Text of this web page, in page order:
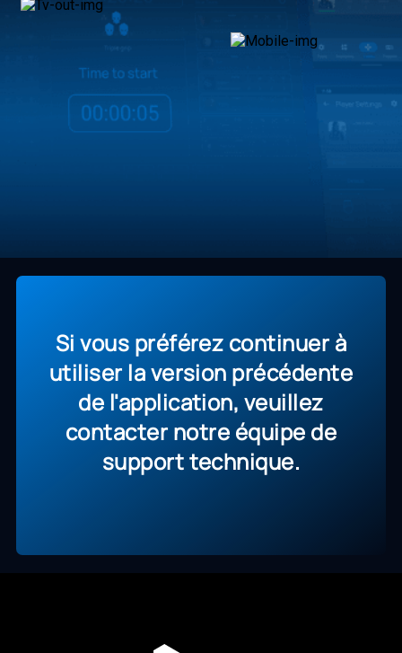
Si vous préférez continuer à
utiliser la version précédente
de l'application, veuillez
contacter notre équipe de
support technique.